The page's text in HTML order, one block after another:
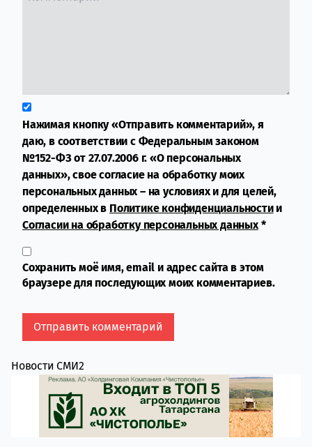
Нажимая кнопку «Отправить комментарий», я
даю, в соответствии с Федеральным законом
№152-ФЗ от 27.07.2006 г. «О персональных
данных», свое согласие на обработку моих
персональных данных – на условиях и для целей,
определенных в Политике конфиденциальностии
Согласии на обработку персональных данных*
Сохранить моё имя, email и адрес сайта в этом
браузере для последующих моих комментариев.
Новости СМИ2